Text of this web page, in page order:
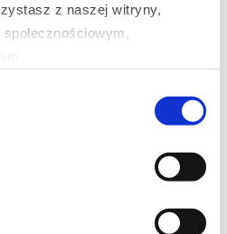
z naszej witryny,
te informacje z innymi danymi
kryteria wyboru
fokalnym danego wpisu na
pytasz? Bo odpowiedź brzmi: